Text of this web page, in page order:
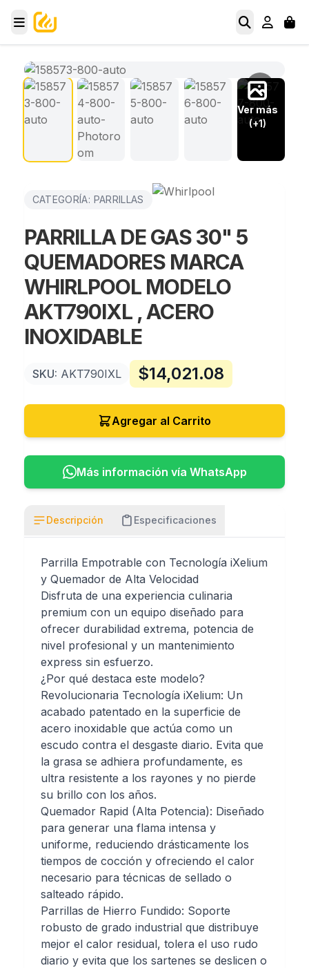
Ver más
(+1)
CATEGORÍA: PARRILLAS
PARRILLA DE GAS 30" 5
QUEMADORES MARCA
WHIRLPOOL MODELO
AKT790IXL , ACERO
INOXIDABLE
SKU: AKT790IXL $14,021.08
Agregar al Carrito
Más información vía WhatsApp
Descripción Especificaciones
Parrilla Empotrable con Tecnología iXelium
y Quemador de Alta Velocidad
Disfruta de una experiencia culinaria
premium con un equipo diseñado para
ofrecer durabilidad extrema, potencia de
nivel profesional y un mantenimiento
express sin esfuerzo.
¿Por qué destaca este modelo?
Revolucionaria Tecnología iXelium: Un
acabado patentado en la superficie de
acero inoxidable que actúa como un
escudo contra el desgaste diario. Evita que
la grasa se adhiera profundamente, es
ultra resistente a los rayones y no pierde
su brillo con los años.
Quemador Rapid (Alta Potencia): Diseñado
para generar una flama intensa y
uniforme, reduciendo drásticamente los
tiempos de cocción y ofreciendo el calor
necesario para técnicas de sellado o
salteado rápido.
Parrillas de Hierro Fundido: Soporte
robusto de grado industrial que distribuye
mejor el calor residual, tolera el uso rudo
diario y evita que los sartenes se deslicen o